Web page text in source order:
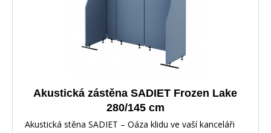
Akustická zástěna SADIET Frozen Lake
280/145 cm
Akustická stěna SADIET – Oáza klidu ve vaší kanceláři